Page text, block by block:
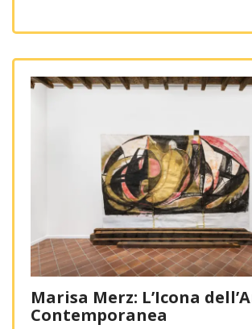
Marisa Merz: L’Icona
Contemporanea